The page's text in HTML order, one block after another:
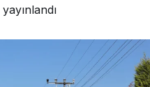
yayınlandı